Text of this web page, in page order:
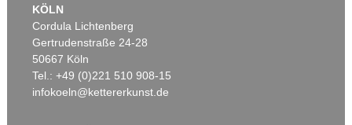
KÖLN
Cordula Lichtenberg
Gertrudenstraße 24-28
50667 Köln
Tel.: +49 (0)221 510 908-15
infokoeln@kettererkunst.de